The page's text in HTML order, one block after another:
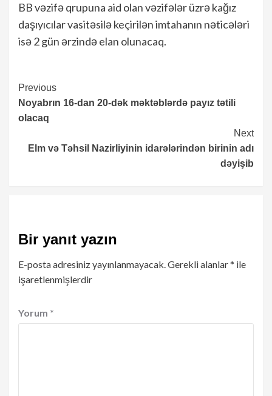
BB vəzifə qrupuna aid olan vəzifələr üzrə kağız
daşıyıcılar vasitəsilə keçirilən imtahanın nəticələri
isə 2 gün ərzində elan olunacaq.
Continue
Reading
Previous
Noyabrın 16-dan 20-dək məktəblərdə payız tətili
olacaq
Next
​​​​​​Elm və Təhsil Nazirliyinin idarələrindən birinin adı
dəyişib
Bir yanıt yazın
E-posta adresiniz yayınlanmayacak.Gerekli alanlar* ile
işaretlenmişlerdir
Yorum *